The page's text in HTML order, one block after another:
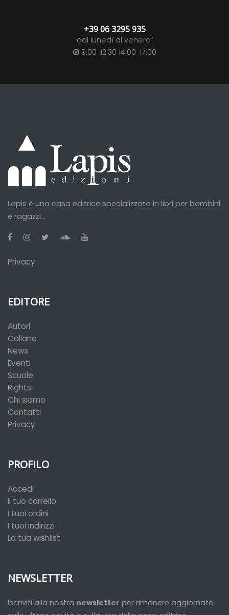
+39 06 3295 935
dal lunedì al venerdì
9:00-12:30 14:00-17:00
Lapis è una casa editrice specializzata in libri per bambini
e ragazzi...
Privacy
EDITORE
Autori
Collane
News
Eventi
Scuole
Rights
Chi siamo
Contatti
Privacy
PROFILO
Accedi
Il tuo carrello
I tuoi ordini
I tuoi indirizzi
La tua wishlist
NEWSLETTER
Iscriviti alla nostra newsletter per rimanere aggiornato